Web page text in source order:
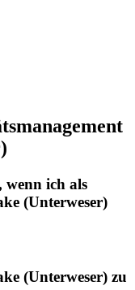
wenn ich als
(Unterweser)
(Unterweser) zu